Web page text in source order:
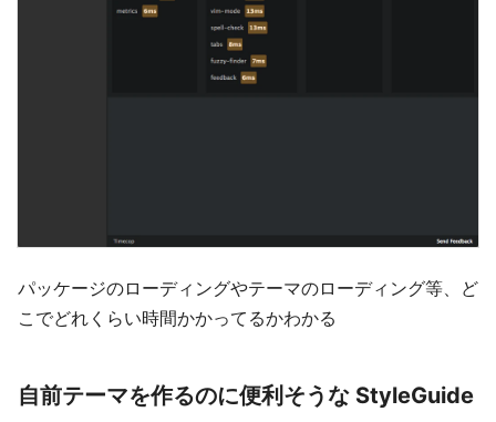
パッケージのローディングやテーマのローディング等、ど
こでどれくらい時間かかってるかわかる
自前テーマを作るのに便利そうな StyleGuide